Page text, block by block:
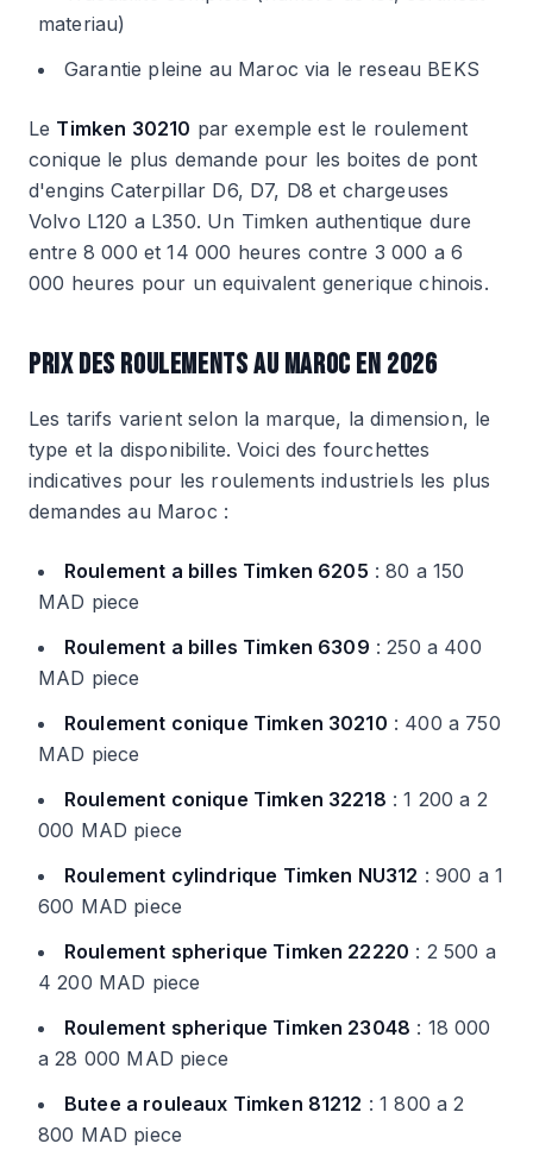
materiau)
Garantie pleine au Maroc via le reseau BEKS
Le Timken 30210 par exemple est le roulement
conique le plus demande pour les boites de pont
d'engins Caterpillar D6, D7, D8 et chargeuses
Volvo L120 a L350. Un Timken authentique dure
entre 8 000 et 14 000 heures contre 3 000 a 6
000 heures pour un equivalent generique chinois.
PRIX DES ROULEMENTS AU MAROC EN 2026
Les tarifs varient selon la marque, la dimension, le
type et la disponibilite. Voici des fourchettes
indicatives pour les roulements industriels les plus
demandes au Maroc :
Roulement a billes Timken 6205 : 80 a 150
MAD piece
Roulement a billes Timken 6309 : 250 a 400
MAD piece
Roulement conique Timken 30210 : 400 a 750
MAD piece
Roulement conique Timken 32218 : 1 200 a 2
000 MAD piece
Roulement cylindrique Timken NU312 : 900 a 1
600 MAD piece
Roulement spherique Timken 22220 : 2 500 a
4 200 MAD piece
Roulement spherique Timken 23048 : 18 000
a 28 000 MAD piece
Butee a rouleaux Timken 81212 : 1 800 a 2
800 MAD piece